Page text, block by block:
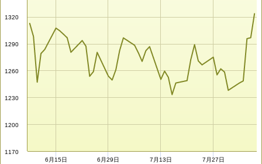
1170
1200
1230
1260
1290
1320
6月15日 6月29日 7月13日 7月27日